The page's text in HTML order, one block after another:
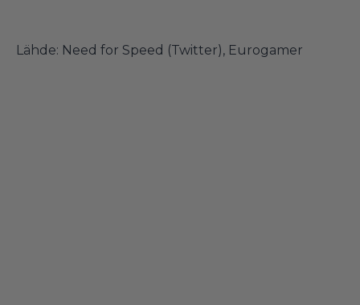
Lähde: Need for Speed (Twitter), Eurogamer